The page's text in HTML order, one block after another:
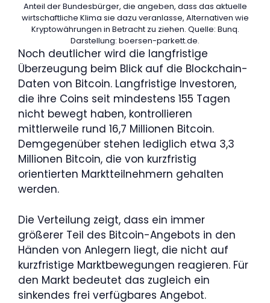
Anteil der Bundesbürger, die angeben, dass das aktuelle
wirtschaftliche Klima sie dazu veranlasse, Alternativen wie
Kryptowährungen in Betracht zu ziehen. Quelle: Bunq.
Darstellung: boersen-parkett.de.
Noch deutlicher wird die langfristige
Überzeugung beim Blick auf die Blockchain-
Daten von Bitcoin. Langfristige Investoren,
die ihre Coins seit mindestens 155 Tagen
nicht bewegt haben, kontrollieren
mittlerweile rund 16,7 Millionen Bitcoin.
Demgegenüber stehen lediglich etwa 3,3
Millionen Bitcoin, die von kurzfristig
orientierten Marktteilnehmern gehalten
werden.
Die Verteilung zeigt, dass ein immer
größerer Teil des Bitcoin-Angebots in den
Händen von Anlegern liegt, die nicht auf
kurzfristige Marktbewegungen reagieren. Für
den Markt bedeutet das zugleich ein
sinkendes frei verfügbares Angebot.